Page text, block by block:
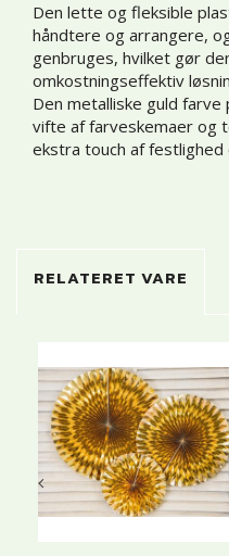
Den lette og fleksible
håndtere og arrangere,
genbruges, hvilket gør
omkostningseffektiv
Den metalliske guld
vifte af farveskemaer og
ekstra touch af festlighed
RELATERET VARE